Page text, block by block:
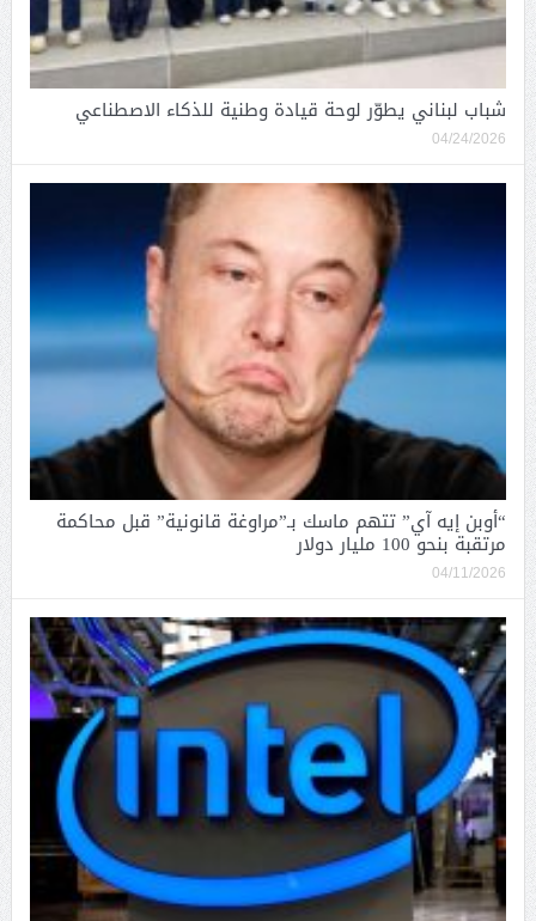
شباب لبناني يطوّر لوحة قيادة وطنية للذكاء الاصطناعي
04/24/2026
“أوبن إيه آي” تتهم ماسك بـ”مراوغة قانونية” قبل محاكمة
مرتقبة بنحو 100 مليار دولار
04/11/2026